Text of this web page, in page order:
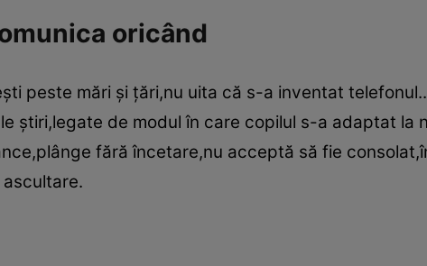
oricând
peste mări şi ţări,nu uita că s-a inventat
ştiri,legate de modul în care copilul s-a adaptat la
fără încetare,nu acceptă să fie